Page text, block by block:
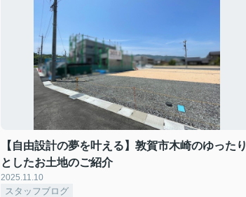
【自由設計の夢を叶える】敦賀市木崎のゆったり
としたお土地のご紹介
2025.11.10
スタッフブログ